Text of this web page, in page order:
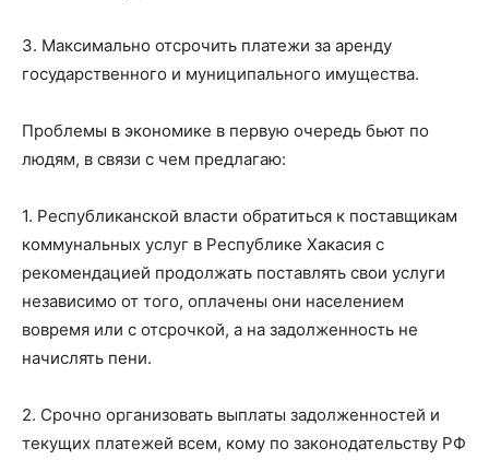
3. Максимально отсрочить платежи за аренду
государственного и муниципального имущества.
Проблемы в экономике в первую очередь бьют по
людям, в связи с чем предлагаю:
1. Республиканской власти обратиться к поставщикам
коммунальных услуг в Республике Хакасия с
рекомендацией продолжать поставлять свои услуги
независимо от того, оплачены они населением
вовремя или с отсрочкой, а на задолженность не
начислять пени.
2. Срочно организовать выплаты задолженностей и
текущих платежей всем, кому по законодательству РФ